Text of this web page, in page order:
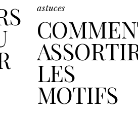
astuces
LES
MOTIFS